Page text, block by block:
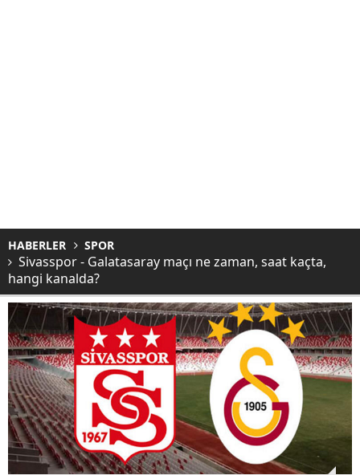
HABERLER SPOR
Sivasspor - Galatasaray maçı ne zaman, saat kaçta,
hangi kanalda?